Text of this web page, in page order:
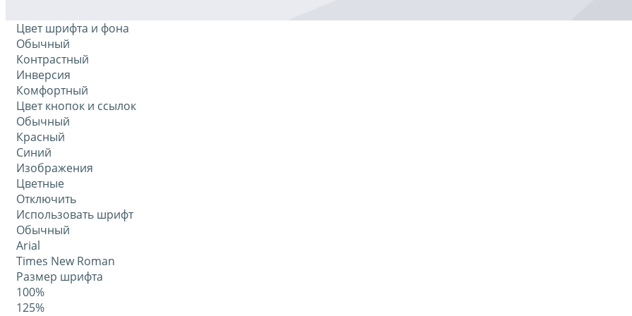
Цвет шрифта и фона
Обычный
Контрастный
Инверсия
Комфортный
Цвет кнопок и ссылок
Обычный
Красный
Синий
Изображения
Цветные
Отключить
Использовать шрифт
Обычный
Arial
Times New Roman
Размер шрифта
100%
125%